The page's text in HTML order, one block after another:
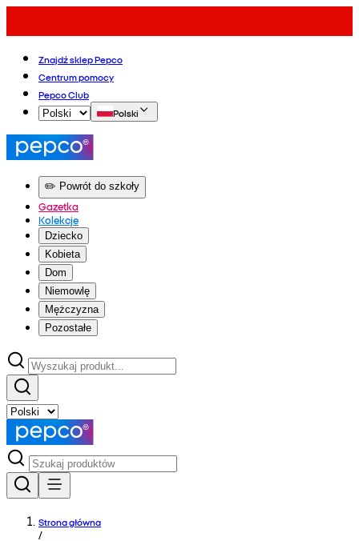
Znajdź sklep Pepco
Centrum pomocy
Pepco Club
Polski
✏️ Powrót do szkoły
Gazetka
Kolekcje
Dziecko
Kobieta
Dom
Niemowlę
Mężczyzna
Pozostałe
Strona główna
/